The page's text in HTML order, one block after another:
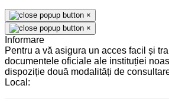
×
×
Informare
Pentru a vă asigura un acces facil și
documentele oficiale ale instituției
dispoziție două modalități de
Local: